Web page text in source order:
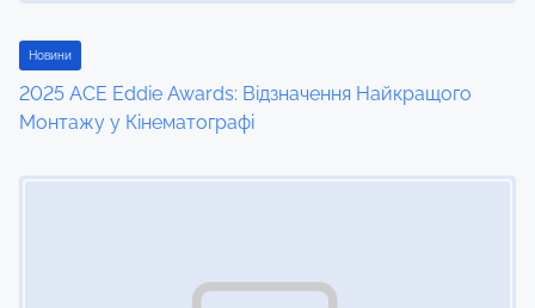
Новини
2025 ACE Eddie Awards: Відзначення Найкращого
Монтажу у Кінематографі